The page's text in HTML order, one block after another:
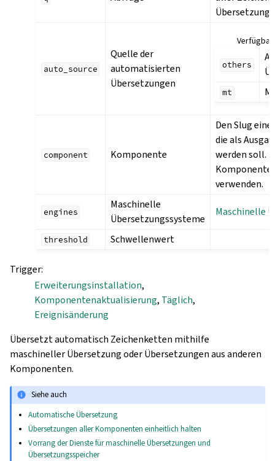
auto_source
Quelle der
automatisierten
Übersetzungen
others
mt
component Komponente
Den Slug
die als
werden soll.
verwenden.
engines
Maschinelle
Übersetzungssysteme
Maschinelle
threshold Schwellenwert
Trigger:
Erweiterungsinstallation,
Komponentenaktualisierung, Täglich,
Ereignisänderung
Übersetzt automatisch Zeichenketten mithilfe
maschineller Übersetzung oder Übersetzungen aus anderen
Komponenten.
Siehe auch
Automatische Übersetzung
Übersetzungen aller Komponenten einheitlich halten
Vorrang der Dienste für maschinelle Übersetzungen und
Übersetzungsspeicher